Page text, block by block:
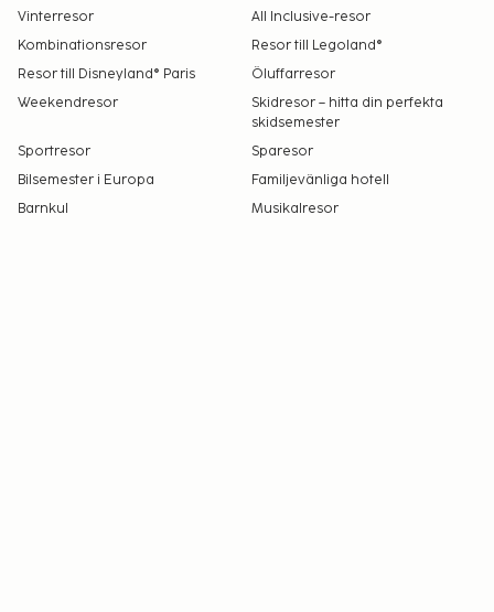
Vinterresor
All Inclusive-resor
Kombinationsresor
Resor till Legoland®
Resor till Disneyland® Paris
Öluffarresor
Weekendresor
Skidresor – hitta din perfekta
skidsemester
Sportresor
Sparesor
Bilsemester i Europa
Familjevänliga hotell
Barnkul
Musikalresor